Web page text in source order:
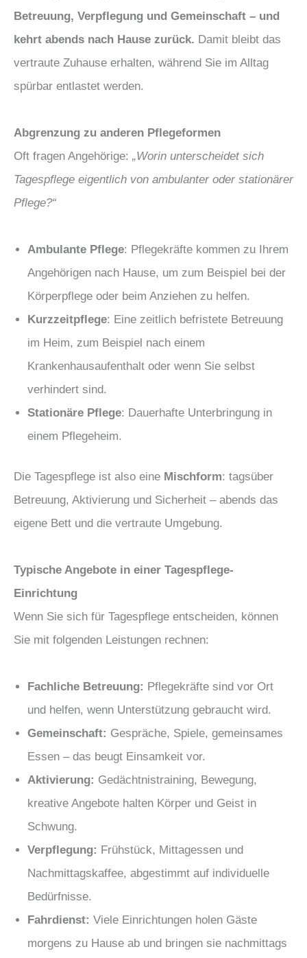
Betreuung, Verpflegung und Gemeinschaft – und
kehrt abends nach Hause zurück. Damit bleibt das
vertraute Zuhause erhalten, während Sie im Alltag
spürbar entlastet werden.
Abgrenzung zu anderen Pflegeformen
Oft fragen Angehörige: „Worin unterscheidet sich
Tagespflege eigentlich von ambulanter oder stationärer
Pflege?“
Ambulante Pflege: Pflegekräfte kommen zu Ihrem
Angehörigen nach Hause, um zum Beispiel bei der
Körperpflege oder beim Anziehen zu helfen.
Kurzzeitpflege: Eine zeitlich befristete Betreuung
im Heim, zum Beispiel nach einem
Krankenhausaufenthalt oder wenn Sie selbst
verhindert sind.
Stationäre Pflege: Dauerhafte Unterbringung in
einem Pflegeheim.
Die Tagespflege ist also eine Mischform: tagsüber
Betreuung, Aktivierung und Sicherheit – abends das
eigene Bett und die vertraute Umgebung.
Typische Angebote in einer Tagespflege-
Einrichtung
Wenn Sie sich für Tagespflege entscheiden, können
Sie mit folgenden Leistungen rechnen:
Fachliche Betreuung: Pflegekräfte sind vor Ort
und helfen, wenn Unterstützung gebraucht wird.
Gemeinschaft: Gespräche, Spiele, gemeinsames
Essen – das beugt Einsamkeit vor.
Aktivierung: Gedächtnistraining, Bewegung,
kreative Angebote halten Körper und Geist in
Schwung.
Verpflegung: Frühstück, Mittagessen und
Nachmittagskaffee, abgestimmt auf individuelle
Bedürfnisse.
Fahrdienst: Viele Einrichtungen holen Gäste
morgens zu Hause ab und bringen sie nachmittags